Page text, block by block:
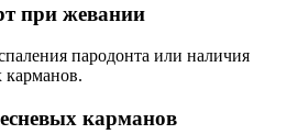
при жевании
пародонта или наличия
карманов.
карманов